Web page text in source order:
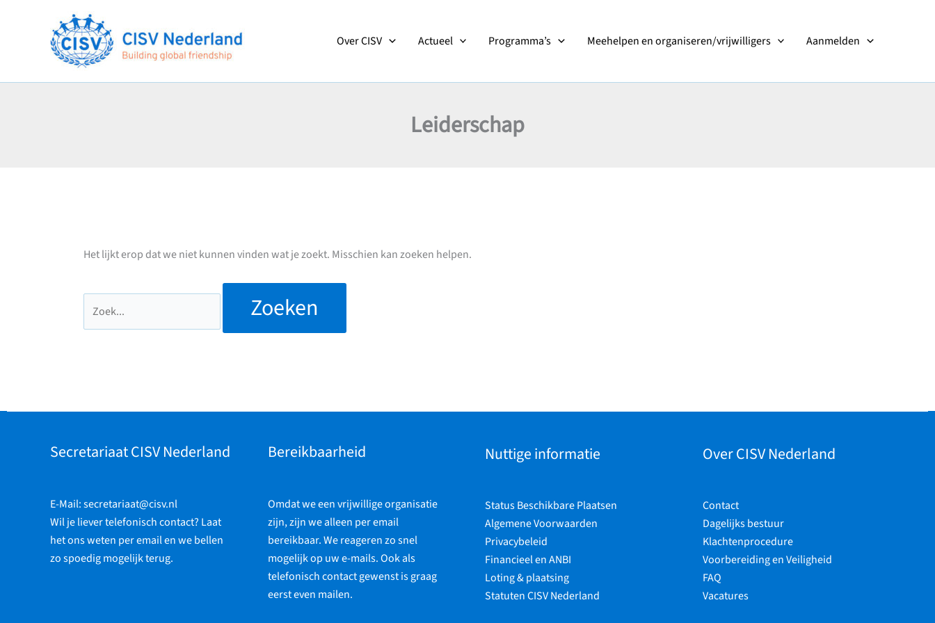
Over CISV Actueel Programma’s Meehelpen en organiseren/vrijwilligers Aanmelden
Leiderschap
Het lijkt erop dat we niet kunnen vinden wat je zoekt. Misschien kan zoeken helpen.
Zoek
naar:
Secretariaat CISV Nederland
E-Mail:secretariaat@cisv.nl
Wil je liever telefonisch contact? Laat
het ons weten per email en we bellen
zo spoedig mogelijk terug.
Bereikbaarheid
Omdat we een vrijwillige organisatie
zijn, zijn we alleen per email
bereikbaar. We reageren zo snel
mogelijk op uw e-mails. Ook als
telefonisch contact gewenst is graag
eerst even mailen.
Nuttige informatie
Status Beschikbare Plaatsen
Algemene Voorwaarden
Privacybeleid
Financieel en ANBI
Loting & plaatsing
Statuten CISV Nederland
Over CISV Nederland
Contact
Dagelijks bestuur
Klachtenprocedure
Voorbereiding en Veiligheid
FAQ
Vacatures